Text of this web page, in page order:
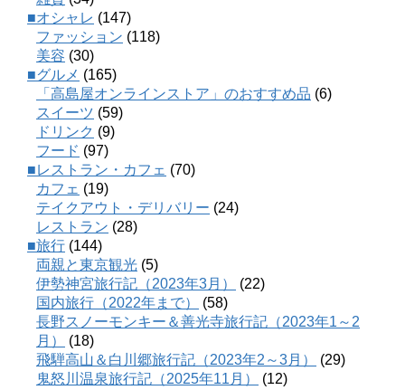
■オシャレ (147)
ファッション (118)
美容 (30)
■グルメ (165)
「高島屋オンラインストア」のおすすめ品 (6)
スイーツ (59)
ドリンク (9)
フード (97)
■レストラン・カフェ (70)
カフェ (19)
テイクアウト・デリバリー (24)
レストラン (28)
■旅行 (144)
両親と東京観光 (5)
伊勢神宮旅行記（2023年3月）
(22)
国内旅行（2022年まで）
(58)
長野スノーモンキー＆善光寺旅行記（2023年1～2
月）
(18)
飛騨高山＆白川郷旅行記（2023年2～3月）
(29)
鬼怒川温泉旅行記（2025年11月）
(12)